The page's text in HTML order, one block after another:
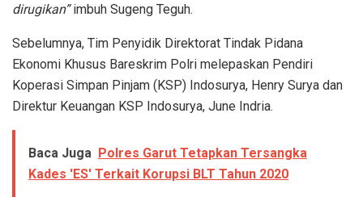
dirugikan”imbuh Sugeng Teguh.
Sebelumnya, Tim Penyidik Direktorat Tindak Pidana
Ekonomi Khusus Bareskrim Polri melepaskan Pendiri
Koperasi Simpan Pinjam (KSP) Indosurya, Henry Surya dan
Direktur Keuangan KSP Indosurya, June Indria.
Baca Juga Polres Garut Tetapkan Tersangka
Kades 'ES' Terkait Korupsi BLT Tahun 2020